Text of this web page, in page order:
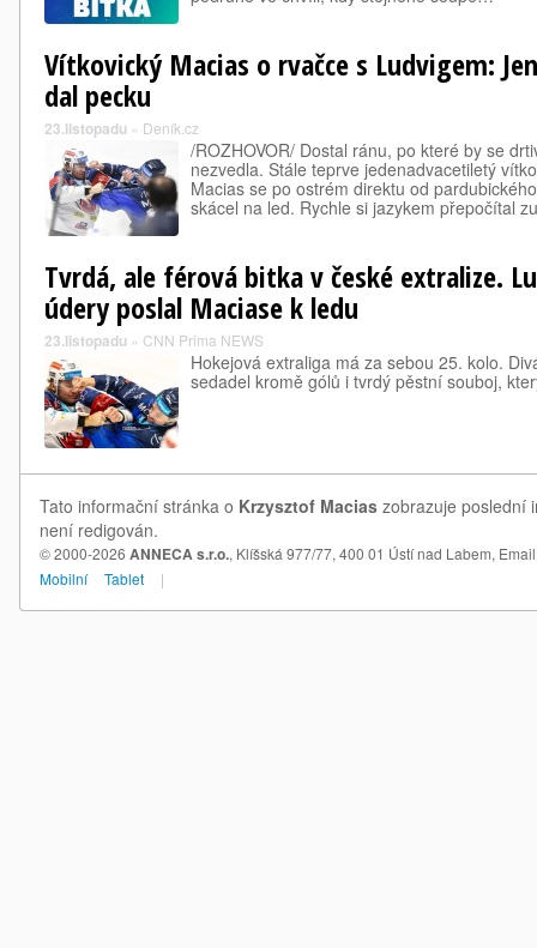
Vítkovický Macias o rvačce s Ludvigem:
dal pecku
23.listopadu » Deník.cz
/ROZHOVOR/ Dostal ránu, po které by se
nezvedla. Stále teprve jedenadvacetiletý
Macias se po ostrém direktu od
skácel na led. Rychle si jazykem přepočítal
Tvrdá, ale férová bitka v české extralize.
údery poslal Maciase k ledu
23.listopadu » CNN Prima NEWS
Hokejová extraliga má za sebou 25. kolo.
sedadel kromě gólů i tvrdý pěstní souboj,
Tato informační stránka o Krzysztof Macias zobrazuje poslední
není redigován.
© 2000-2026 ANNECA s.r.o., Klíšská 977/77, 400 01 Ústí nad Labem,
Mobilní
Tablet |